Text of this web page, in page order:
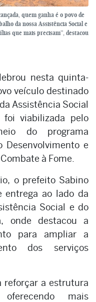
quem ganha é o povo de
da nossa Assistência Social e
que mais precisam”, destacou
nesta quinta-
veículo destinado
Assistência Social
viabilizada pelo
do programa
Desenvolvimento e
à Fome.
o prefeito Sabino
entrega ao lado da
Social e do
onde destacou a
para ampliar a
dos serviços
reforçar a estrutura
mais